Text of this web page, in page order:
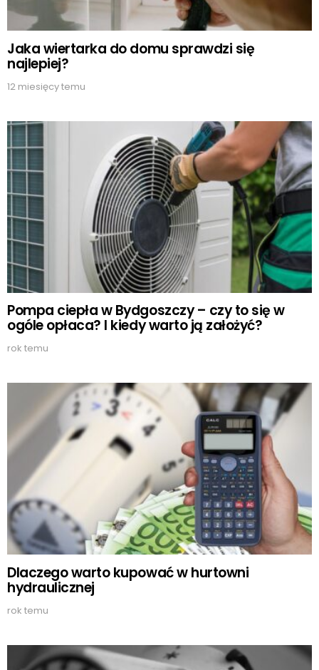
Jaka wiertarka do domu sprawdzi się
najlepiej?
12 miesięcy temu
Pompa ciepła w Bydgoszczy – czy to się w
ogóle opłaca? I kiedy warto ją założyć?
rok temu
Dlaczego warto kupować w hurtowni
hydraulicznej
rok temu